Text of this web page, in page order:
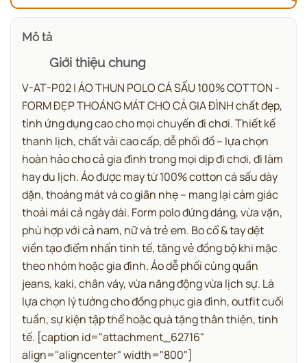
Mô tả
Giới thiệu chung
V-AT-P02 | ÁO THUN POLO CÁ SẤU 100% COTTON -
FORM ĐẸP THOÁNG MÁT CHO CẢ GIA ĐÌNH chất đẹp,
tính ứng dụng cao cho mọi chuyến đi chơi.Thiết kế
thanh lịch, chất vải cao cấp, dễ phối đồ – lựa chọn
hoàn hảo cho cả gia đình trong mọi dịp đi chơi, đi làm
hay du lịch.Áo được may từ 100% cotton cá sấu dày
dặn, thoáng mát và co giãn nhẹ – mang lại cảm giác
thoải mái cả ngày dài. Form polo đứng dáng, vừa vặn,
phù hợp với cả nam, nữ và trẻ em. Bo cổ & tay dệt
viền tạo điểm nhấn tinh tế, tăng vẻ đồng bộ khi mặc
theo nhóm hoặc gia đình. Áo dễ phối cùng quần
jeans, kaki, chân váy, vừa năng động vừa lịch sự. Là
lựa chọn lý tưởng cho đồng phục gia đình, outfit cuối
tuần, sự kiện tập thể hoặc quà tặng thân thiện, tinh
tế. [caption id="attachment_62716"
align="aligncenter" width="800"]